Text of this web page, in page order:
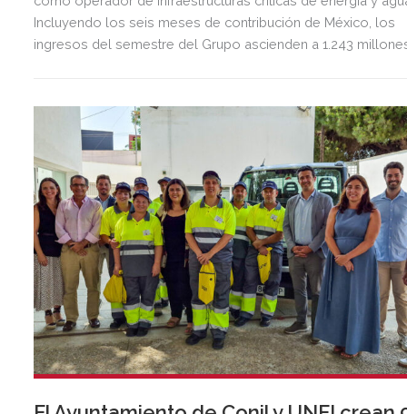
Incluyendo los seis meses de contribución de México, los
ingresos del semestre del Grupo ascienden a 1.243